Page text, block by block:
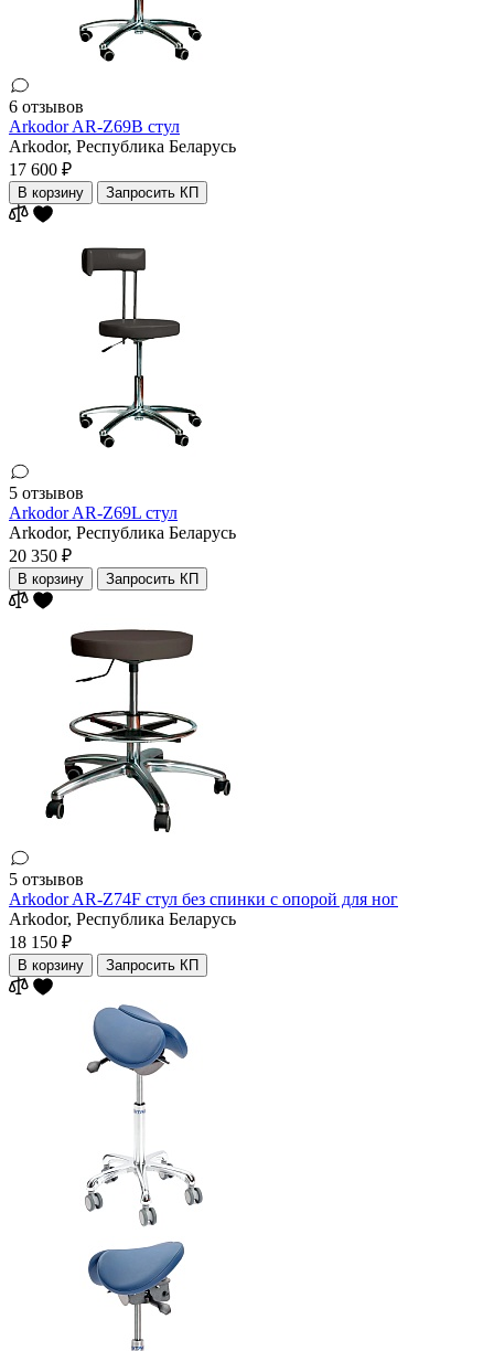
6 отзывов
Arkodor AR-Z69B стул
Arkodor, Республика Беларусь
17 600 ₽
В корзину Запросить КП
5 отзывов
Arkodor AR-Z69L стул
Arkodor, Республика Беларусь
20 350 ₽
В корзину Запросить КП
5 отзывов
Arkodor AR-Z74F стул без спинки с опорой для ног
Arkodor, Республика Беларусь
18 150 ₽
В корзину Запросить КП